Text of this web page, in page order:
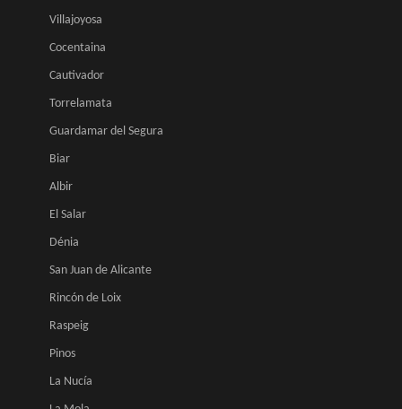
Villajoyosa
Cocentaina
Cautivador
Torrelamata
Guardamar del Segura
Biar
Albir
El Salar
Dénia
San Juan de Alicante
Rincón de Loix
Raspeig
Pinos
La Nucía